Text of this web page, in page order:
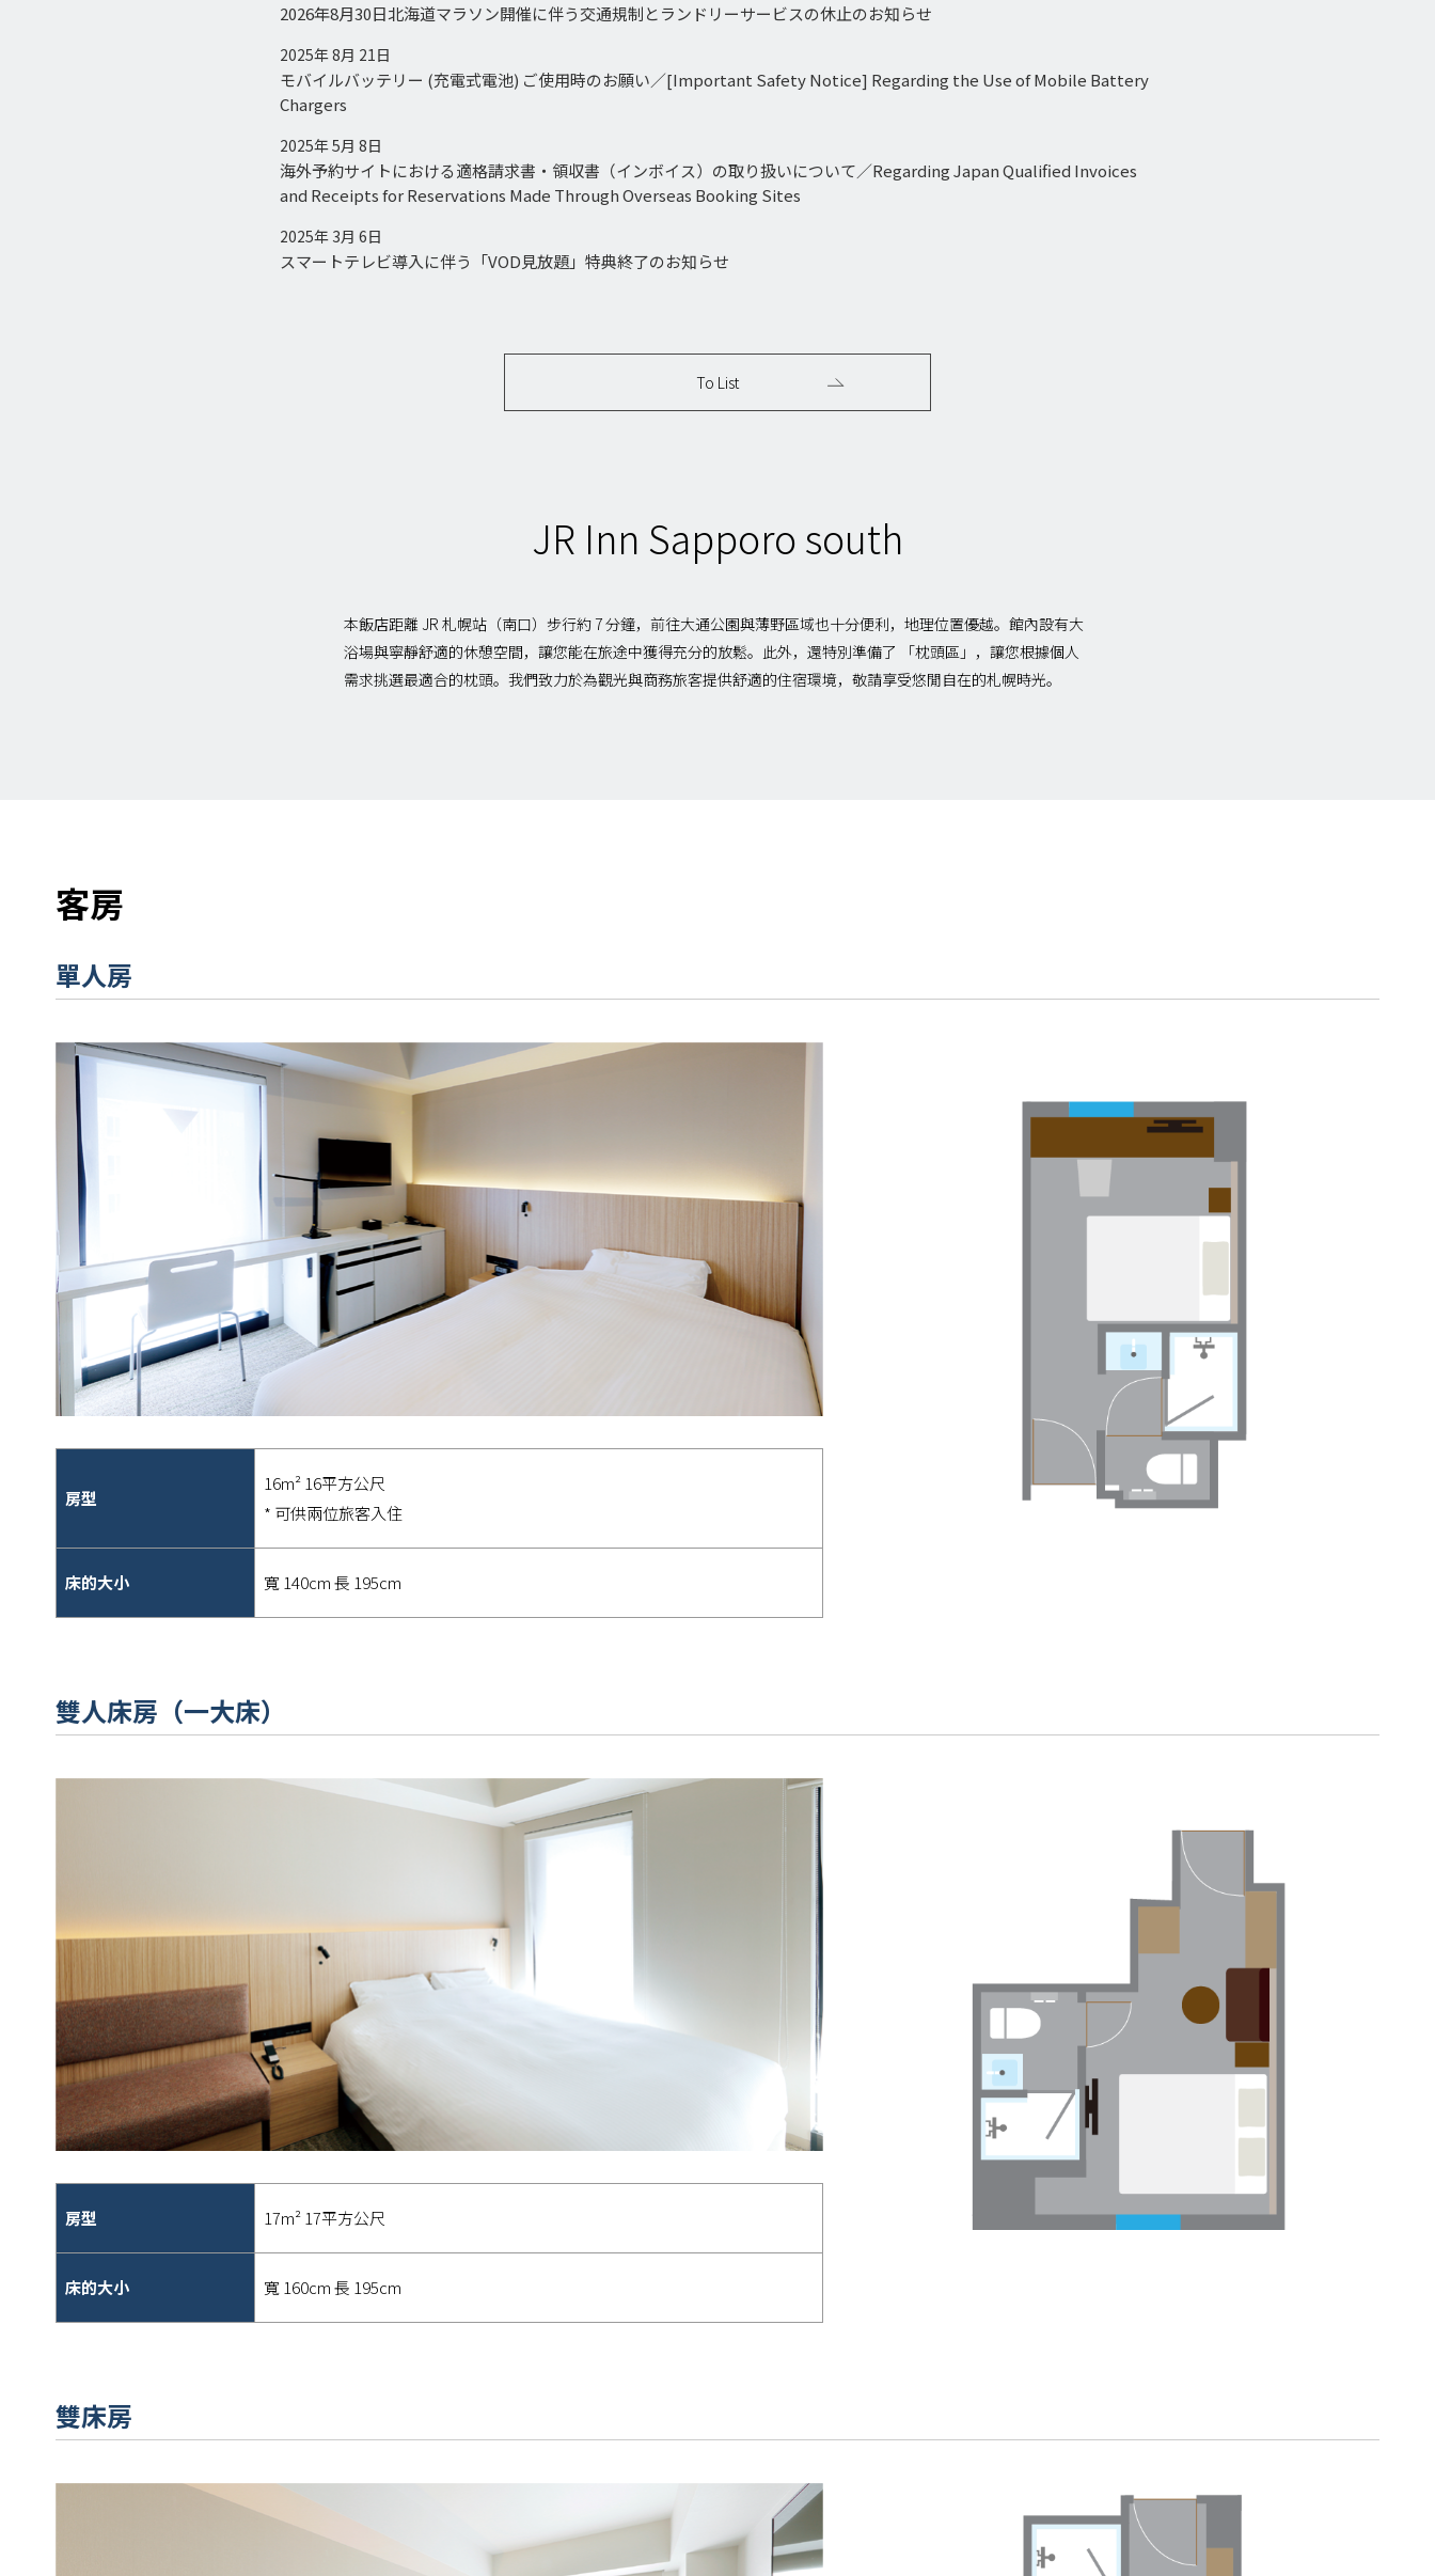
2026年8月30日北海道マラソン開催に伴う交通規制とランドリーサービスの休止のお知らせ
2025年 8月 21日
モバイルバッテリー (充電式電池) ご使用時のお願い／[Important Safety Notice] Regarding the Use of Mobile Battery
Chargers
2025年 5月 8日
海外予約サイトにおける適格請求書・領収書（インボイス）の取り扱いについて／Regarding Japan Qualified Invoices
and Receipts for Reservations Made Through Overseas Booking Sites
2025年 3月 6日
スマートテレビ導入に伴う「VOD見放題」特典終了のお知らせ
To List
JR Inn Sapporo south
本飯店距離 JR 札幌站（南口）步行約 7 分鐘，前往大通公園與薄野區域也十分便利，地理位置優越。館內設有大
浴場與寧靜舒適的休憩空間，讓您能在旅途中獲得充分的放鬆。此外，還特別準備了 「枕頭區」，讓您根據個人
需求挑選最適合的枕頭。我們致力於為觀光與商務旅客提供舒適的住宿環境，敬請享受悠閒自在的札幌時光。
客房
單人房
房型
16m² 16平方公尺
* 可供兩位旅客入住
床的大小 寬 140cm 長 195cm
雙人床房（一大床）
房型 17m² 17平方公尺
床的大小 寬 160cm 長 195cm
雙床房